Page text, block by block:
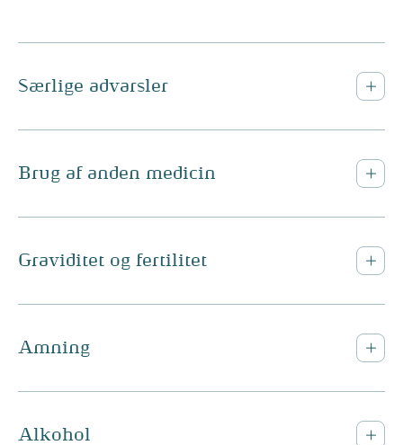
Særlige advarsler
Brug af anden medicin
Graviditet og fertilitet
Amning
Alkohol